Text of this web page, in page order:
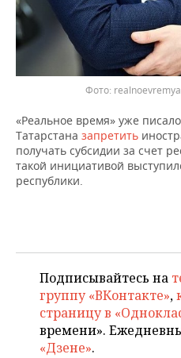
Фото:
«Реальное время» уже
Татарстана запретить
получать субсидии за счет
такой инициативой
республики.
Подписывайтесь на
группу «ВКонтакте»,
страницу в
времени».
«Дзене».